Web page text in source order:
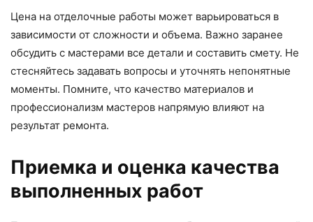
Цена на отделочные работы может варьироваться в
зависимости от сложности и объема. Важно заранее
обсудить с мастерами все детали и составить смету. Не
стесняйтесь задавать вопросы и уточнять непонятные
моменты. Помните, что качество материалов и
профессионализм мастеров напрямую влияют на
результат ремонта.
Приемка и оценка качества
выполненных работ